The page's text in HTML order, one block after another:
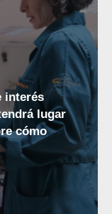
interés
lugar
cómo